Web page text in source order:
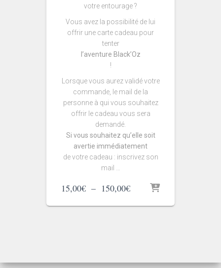
votre entourage ?
Vous avez la possibilité de lui
offrir une carte cadeau pour
tenter
l’aventure Black’Oz
!
Lorsque vous aurez validé votre
commande, le mail de la
personne à qui vous souhaitez
offrir le cadeau vous sera
demandé.
Si vous souhaitez qu’elle soit
avertie immédiatement
de votre cadeau : inscrivez son
mail …
15,00€ – 150,00€Plage
prix :